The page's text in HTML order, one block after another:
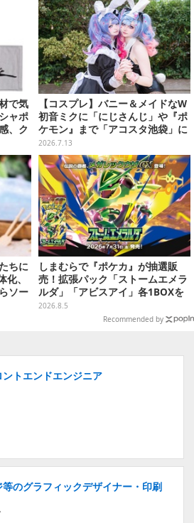
で気
ャポ
、ク
司な
【コスプレ】バニー＆メイドなW
初音ミクに「にじさんじ」や『ポ
ケモン』まで「アコスタ池袋」に
集った美麗レイヤー13選【写真60
枚】
2026.7.13
ちに
、
ソー
メ
しまむらで『ポケカ』が抽選販
売！拡張パック「ストームエメラ
ルダ」「アビスアイ」各1BOXを
ラインナップ
2026.8.5
Recommended by
トエンドエンジニア
のグラフィックデザイナー・印刷